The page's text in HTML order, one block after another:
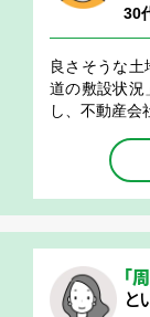
30
良さそうな
道の敷設状況
し、不動産会
「
と